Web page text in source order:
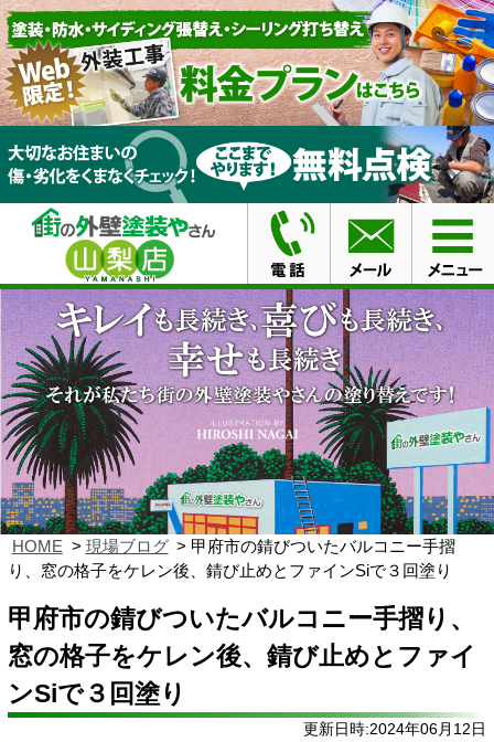
HOME 現場ブログ
甲府市の錆びついたバルコニー手摺
り、窓の格子をケレン後、錆び止めとファインSiで３回塗り
甲府市の錆びついたバルコニー手摺り、
窓の格子をケレン後、錆び止めとファイ
ンSiで３回塗り
更新日時:2024年06月12日